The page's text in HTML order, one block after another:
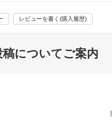
レビューを書く(購入履歴)
稿についてご案内